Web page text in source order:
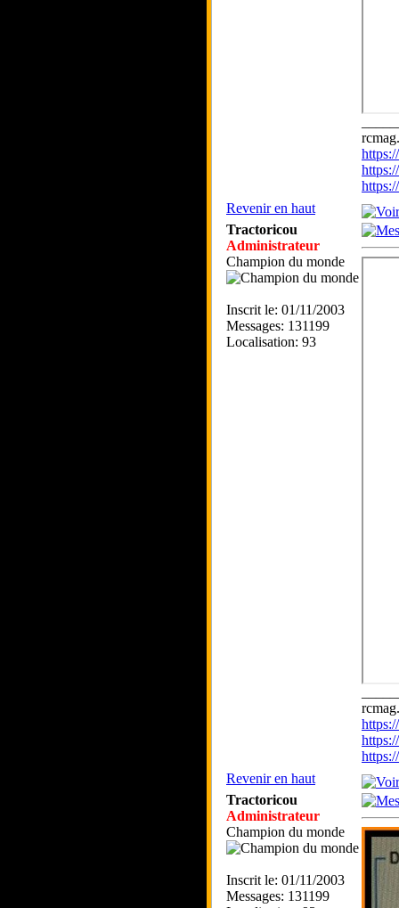
Revenir en haut
Tractoricou
Administrateur
Champion du monde
Inscrit le: 01/11/2003
Messages: 131199
Localisation: 93
Revenir en haut
Tractoricou
Administrateur
Champion du monde
Inscrit le: 01/11/2003
Messages: 131199